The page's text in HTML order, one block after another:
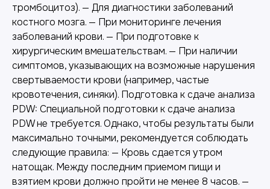
тромбоцитоз). — Для диагностики заболеваний
костного мозга. — При мониторинге лечения
заболеваний крови. — При подготовке к
хирургическим вмешательствам. — При наличии
симптомов, указывающих на возможные нарушения
свертываемости крови (например, частые
кровотечения, синяки). Подготовка к сдаче анализа
PDW: Специальной подготовки к сдаче анализа
PDW не требуется. Однако, чтобы результаты были
максимально точными, рекомендуется соблюдать
следующие правила: — Кровь сдается утром
натощак. Между последним приемом пищи и
взятием крови должно пройти не менее 8 часов. —